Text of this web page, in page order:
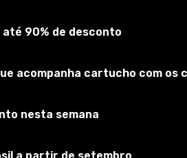
até 90% de desconto
acompanha cartucho com os
nesta semana